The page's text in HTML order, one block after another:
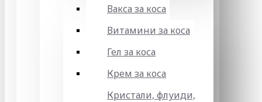
Вакса за коса
Витамини за коса
Гел за коса
Крем за коса
Кристали, флуиди,